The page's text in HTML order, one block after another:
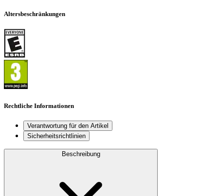
Altersbeschränkungen
Rechtliche Informationen
Verantwortung für den Artikel
Sicherheitsrichtlinien
Beschreibung